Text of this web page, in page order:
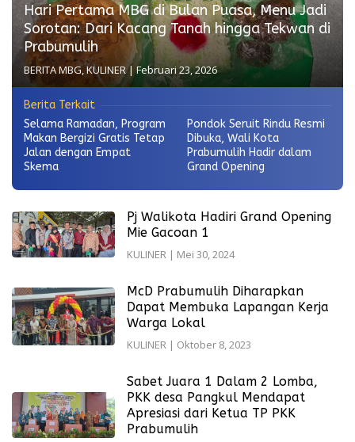
Hari Pertama MBG di Bulan Puasa, Menu Jadi
Sorotan: Dari Kacang Tanah hingga Tekwan di
Prabumulih
BERITA MBG,KULINER|Februari 23, 2026
Berita Terkait
Selama Ramadan, Program
Makan Bergizi Gratis Tetap
Jalan dengan Empat
Skema
Pondok Seruit Rindu Resmi
Dibuka, Wali Kota
Prabumulih Hadir dalam
Grand Opening
Pj Walikota Hadiri Grand Opening
Mie Gacoan 1
KULINER| Mei 30, 2024
McD Prabumulih Diharapkan
Dapat Membuka Lapangan Kerja
Warga Lokal
KULINER| Oktober 8, 2023
Sabet Juara 1 Dalam 2 Lomba,
PKK desa Pangkul Mendapat
Apresiasi dari Ketua TP PKK
Prabumulih